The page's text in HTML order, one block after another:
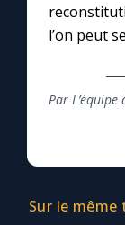
l’on peut
Par L’équipe
Sur le